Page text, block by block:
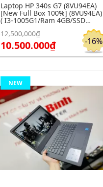
Click để xem chi tiết Đặt hàng
Laptop HP 340s G7 (8VU94EA)
[New Full Box 100%] (8VU94EA)
( I3-1005G1/Ram 4GB/SSD
12,500,000₫
10.500.000₫ -16%
NEW